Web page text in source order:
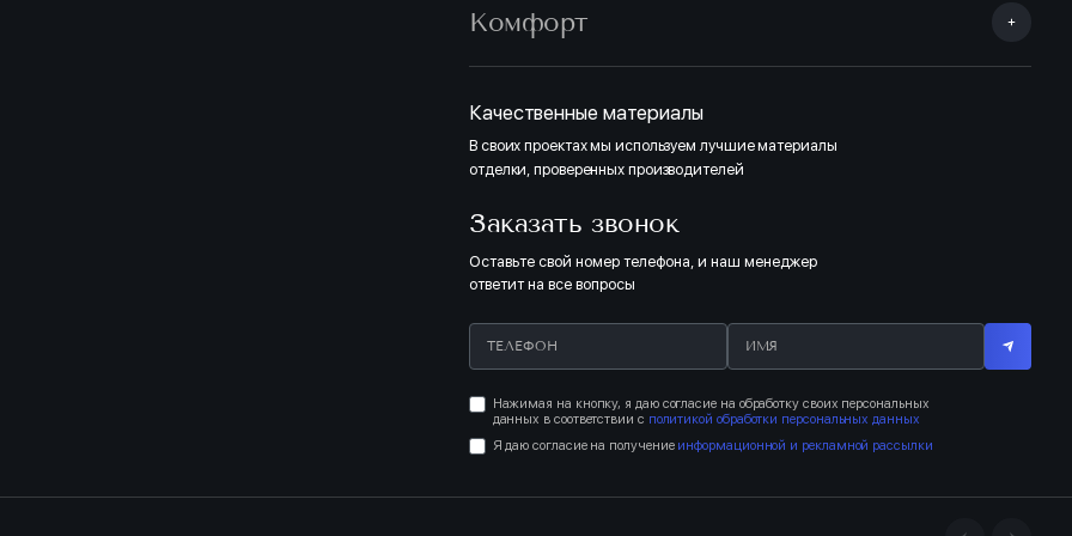
Комфорт
Качественные материалы
В своих проектах мы используем лучшие материалы
отделки, проверенных производителей
Заказать звонок
Оставьте свой номер телефона, и наш менеджер
ответит на все вопросы
Нажимая на кнопку, я даю согласие на обработку своих персональных
данных в соответствии с политикой обработки персональных данных
Я даю согласие на получение информационной и рекламной рассылки